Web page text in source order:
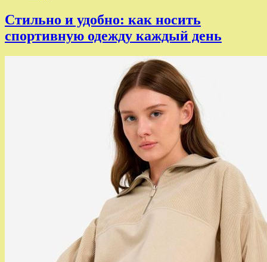
Стильно и удобно: как носить
спортивную одежду каждый день